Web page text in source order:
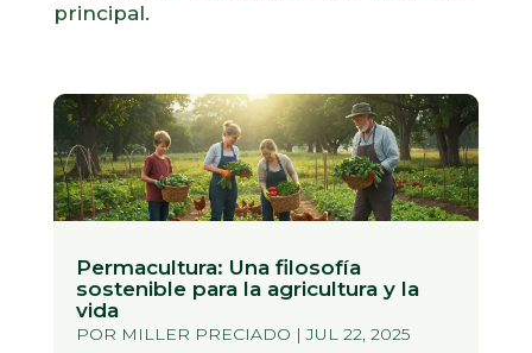
principal.
Permacultura: Una filosofía
sostenible para la agricultura y la
vida
POR MILLER PRECIADO |JUL 22, 2025